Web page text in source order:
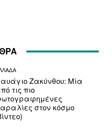
Ζακύνθου: Μία
τις πιο
στον κόσμο